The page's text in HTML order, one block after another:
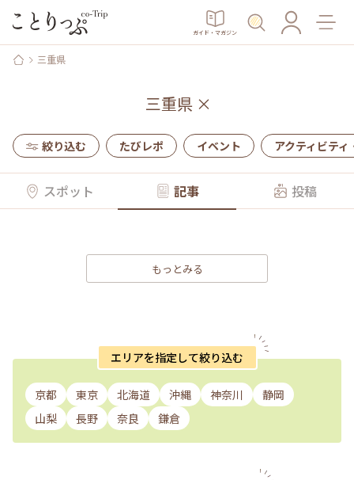
ガイド・マガジン
三重県
三重県 ×
絞り込む たびレポ イベント アクティビティ
スポット 記事 投稿
もっとみる
エリアを指定して絞り込む
京都 東京 北海道 沖縄 神奈川
静岡
山梨
長野 奈良 鎌倉